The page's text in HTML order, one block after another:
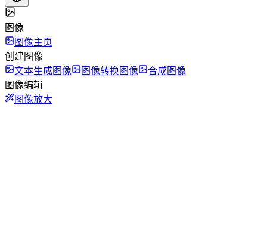
图像
图像主页
创建图像
文本生成图像
图像转换图像
合成图像
图像编辑
图像放大